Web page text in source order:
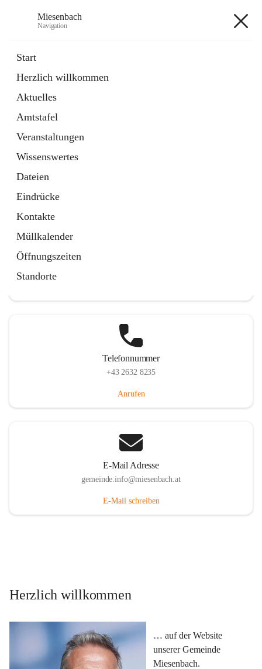
Miesenbach
Navigation
Start
Herzlich willkommen
Aktuelles
Amtstafel
Veranstaltungen
Wissenswertes
Dateien
Eindrücke
Kontakte
Müllkalender
Öffnungszeiten
Standorte
Externe Webseite
in
Tab
Region Schneebergland
Externe Webseite
öffnet
in
neuem
Tab
Telefonnummer
+43 2632 8235
Anrufen
E-Mail Adresse
gemeinde.info@miesenbach.at
E-Mail schreiben
Herzlich willkommen
… auf der Website
unserer Gemeinde
Miesenbach.